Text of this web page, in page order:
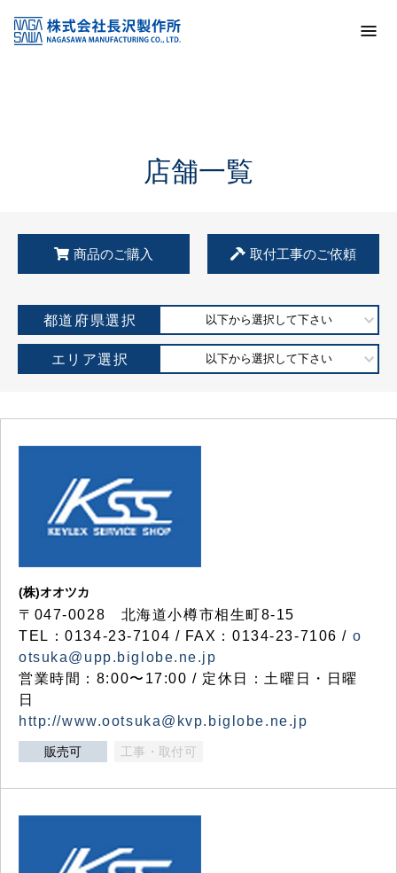
KSS加盟店・取扱店情報
店舗一覧
店舗一覧
商品のご購入 取付工事のご依頼
都道府県選択 以下から選択して下さい
エリア選択 以下から選択して下さい
(株)オオツカ
〒047-0028 北海道小樽市相生町8-15
TEL：0134-23-7104 / FAX：0134-23-7106 / o
otsuka@upp.biglobe.ne.jp
営業時間：8:00〜17:00 / 定休日：土曜日・日曜
日
http://www.ootsuka@kvp.biglobe.ne.jp
販売可 工事・取付可